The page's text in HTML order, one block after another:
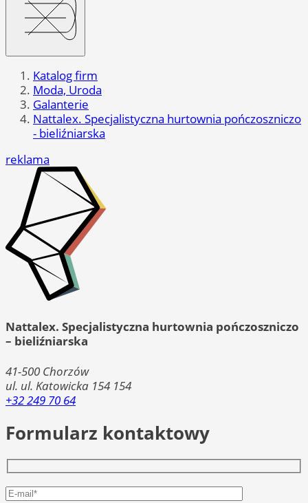
Katalog firm
Moda, Uroda
Galanterie
Nattalex. Specjalistyczna hurtownia pończoszniczo
- bieliźniarska
reklama
Nattalex. Specjalistyczna hurtownia pończoszniczo
– bieliźniarska
41-500 Chorzów
ul. ul. Katowicka 154 154
+32 249 70 64
Formularz kontaktowy